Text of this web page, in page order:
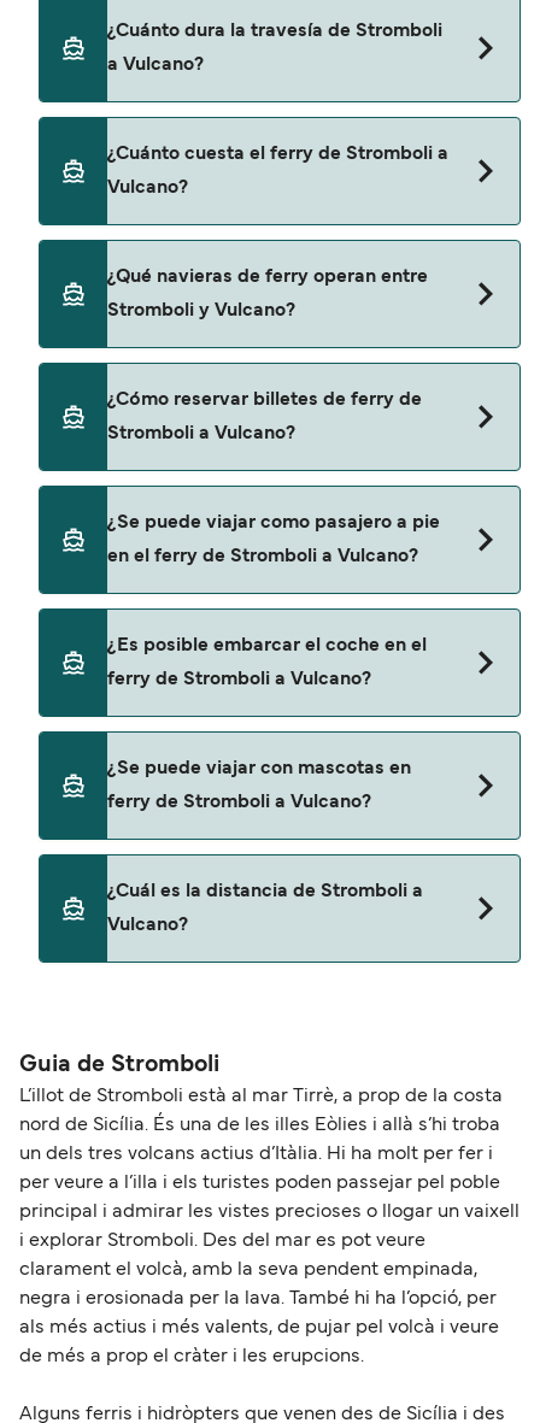
¿Cuánto dura la travesía de Stromboli
a Vulcano?
Vulcano es de aproximadamente 1 hora 50
minutos. La duración de la travesía puede variar
de una temporada a otra, por lo que te
información más actualizada.
¿Cuánto cuesta el ferry de Stromboli a
Vulcano?
variar según la temporada. El precio promedio de
un ferry de Stromboli a Vulcano es de 56€. El
precio no incluye los gastos de reserva.
¿Qué navieras de ferry operan entre
Stromboli y Vulcano?
de Stromboli a Vulcano. Estas son:
¿Cómo reservar billetes de ferry de
Stromboli a Vulcano?
través de nuestro buscador de ferry online.
Además, también puedes consultar nuestra
página de ofertas para descrubrir las últimas
navieras.
¿Se puede viajar como pasajero a pie
en el ferry de Stromboli a Vulcano?
Stromboli a Vulcano con:
¿Es posible embarcar el coche en el
ferry de Stromboli a Vulcano?
Vulcano con
¿Se puede viajar con mascotas en
ferry de Stromboli a Vulcano?
ferry. Puede que necesites el pasaporte de tus
mascotas y otros documentos. Actualmente
puedes viajar con mascotas con:
¿Cuál es la distancia de Stromboli a
Vulcano?
Guia de Stromboli
L’illot de Stromboli està al mar Tirrè, a prop de la costa
nord de Sicília. És una de les illes Eòlies i allà s’hi troba
un dels tres volcans actius d’Itàlia. Hi ha molt per fer i
per veure a l’illa i els turistes poden passejar pel poble
principal i admirar les vistes precioses o llogar un vaixell
i explorar Stromboli. Des del mar es pot veure
clarament el volcà, amb la seva pendent empinada,
negra i erosionada per la lava. També hi ha l’opció, per
als més actius i més valents, de pujar pel volcà i veure
de més a prop el cràter i les erupcions.
Alguns ferris i hidròpters que venen des de Sicília i des